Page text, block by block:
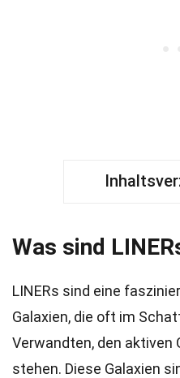
Was sind
LINERs sind eine
Galaxien, die oft im
Verwandten, den aktiven
stehen. Diese Galaxien